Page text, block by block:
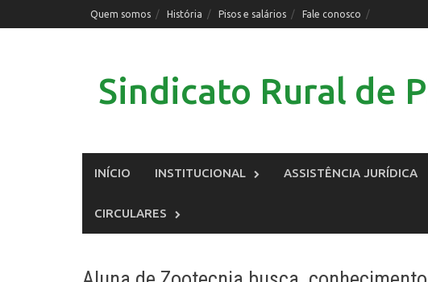
to
Quem somos História Pisos e salários Fale conosco
Sindicato Rural de
INÍCIO INSTITUCIONAL ASSISTÊNCIA JURÍDICA
CIRCULARES